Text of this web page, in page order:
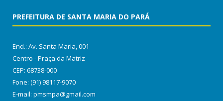
PREFEITURA DE SANTA MARIA DO PARÁ
End.: Av. Santa Maria, 001
Centro - Praça da Matriz
CEP: 68738-000
Fone: (91) 98117-9070
E-mail: pmsmpa@gmail.com